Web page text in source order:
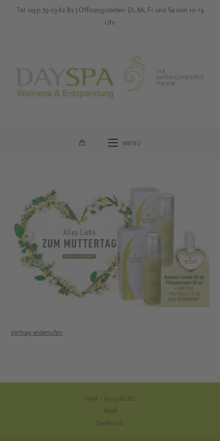
Tel. 0931 79 03 62 82 | Öffnungszeiten: Di, Mi, Fr und Sa von 10-19
Uhr
MENÜ
Vertrag widerrufen
0931 - 79 03 62 82
Mail
facebook